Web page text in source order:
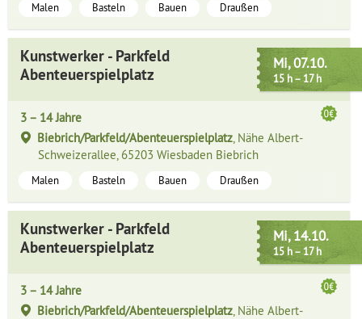
Malen Basteln Bauen Draußen
Mi, 07.10.
15 h – 17 h
Kunstwerker - Parkfeld
Abenteuerspielplatz
3 – 14 Jahre
Biebrich/Parkfeld/Abenteuerspielplatz, Nähe Albert-
Schweizerallee, 65203 Wiesbaden Biebrich
Malen Basteln Bauen Draußen
Mi, 14.10.
15 h – 17 h
Kunstwerker - Parkfeld
Abenteuerspielplatz
3 – 14 Jahre
Biebrich/Parkfeld/Abenteuerspielplatz, Nähe Albert-